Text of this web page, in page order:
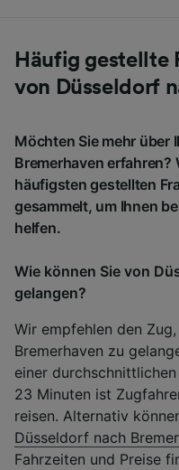
Häufig gestellte
von Düsseldorf
Möchten Sie mehr über
Bremerhaven erfahren?
häufigsten gestellten
gesammelt, um Ihnen
helfen.
Wie können Sie von
gelangen?
Wir empfehlen den
Bremerhaven zu
einer
23 Minuten ist
reisen. Alternativ
Düsseldorf nach
Fahrzeiten und Preise